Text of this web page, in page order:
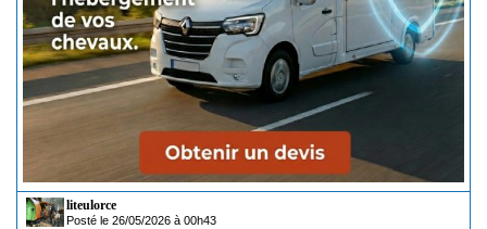
liteulorce
Posté le 26/05/2026 à 00h43